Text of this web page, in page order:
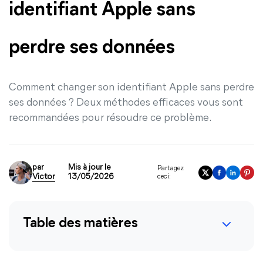
identifiant Apple sans
perdre ses données
Comment changer son identifiant Apple sans perdre
ses données ? Deux méthodes efficaces vous sont
recommandées pour résoudre ce problème.
par
Victor
Mis à jour le
13/05/2026
Partagez
ceci:
Table des matières